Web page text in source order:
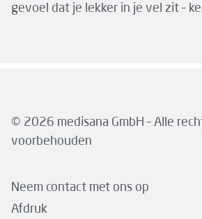
gevoel dat je lekker in je vel zit –
© 2026 medisana GmbH – Alle
voorbehouden
Neem contact met ons op
Afdruk